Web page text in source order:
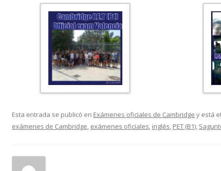
Esta entrada se publicó en Exámenes oficiales de Cambridge y está
exámenes de Cambridge, exámenes oficiales, inglés, PET (B1),